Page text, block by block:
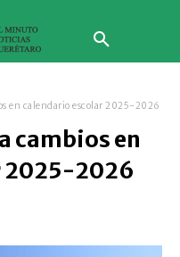
en calendario escolar 2025-2026
cambios en
2025-2026